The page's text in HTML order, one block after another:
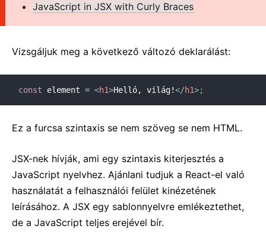
JavaScript in JSX with Curly Braces
Vizsgáljuk meg a következő változó deklarálást:
const element = <h1>Helló, világ!</h1>;
Ez a furcsa szintaxis se nem szöveg se nem HTML.
JSX-nek hívják, ami egy szintaxis kiterjesztés a
JavaScript nyelvhez. Ajánlani tudjuk a React-el való
használatát a felhasználói felület kinézetének
leírásához. A JSX egy sablonnyelvre emlékeztethet,
de a JavaScript teljes erejével bír.
2. JSX bemutatása
3. Elemek renderelése
4. Komponensek és prop-ok
7. Feltételes renderelés
9. Űrlapok
11. Kompozíció és öröklődés
12. Gondolkodj Reactben
HALADÓ ÚTMUTATÓK